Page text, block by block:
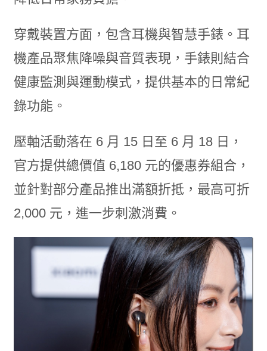
穿戴裝置方面，包含耳機與智慧手錶。耳
機產品聚焦降噪與音質表現，手錶則結合
健康監測與運動模式，提供基本的日常紀
錄功能。
壓軸活動落在 6 月 15 日至 6 月 18 日，
官方提供總價值 6,180 元的優惠券組合，
並針對部分產品推出滿額折抵，最高可折
2,000 元，進一步刺激消費。